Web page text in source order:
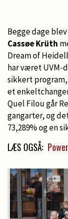
Begge dage
Cassøe Krüth
Dream of
har været UVM-
sikkert
et
Quel Filou går
gangarter, og
73,289% og en
LÆS OGSÅ: